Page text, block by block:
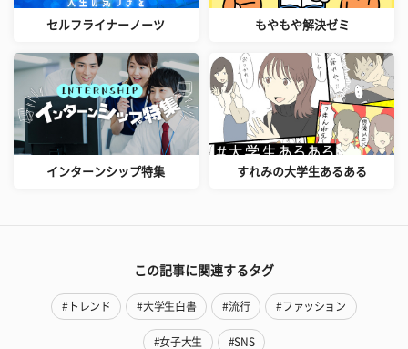
セルフライナーノーツ もやもや解決ゼミ
インターンシップ特集 すれみの大学生あるある
この記事に関連するタグ
#トレンド #大学生白書 #流行 #ファッション
#女子大生 #SNS